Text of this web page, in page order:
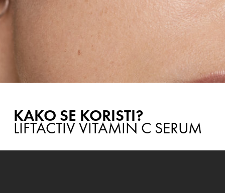
KAKO SE KORISTI?
LIFTACTIV VITAMIN C SERUM